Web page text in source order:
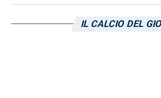
LA PLAYLIST DELLE
IL CALCIO DEL